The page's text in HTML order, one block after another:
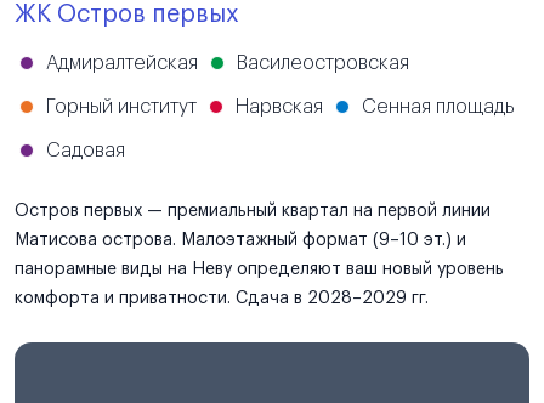
ЖК Остров первых
Адмиралтейская Василеостровская
Горный институт Нарвская Сенная площадь
Садовая
Остров первых — премиальный квартал на первой линии
Матисова острова. Малоэтажный формат (9–10 эт.) и
панорамные виды на Неву определяют ваш новый уровень
комфорта и приватности. Сдача в 2028–2029 гг.